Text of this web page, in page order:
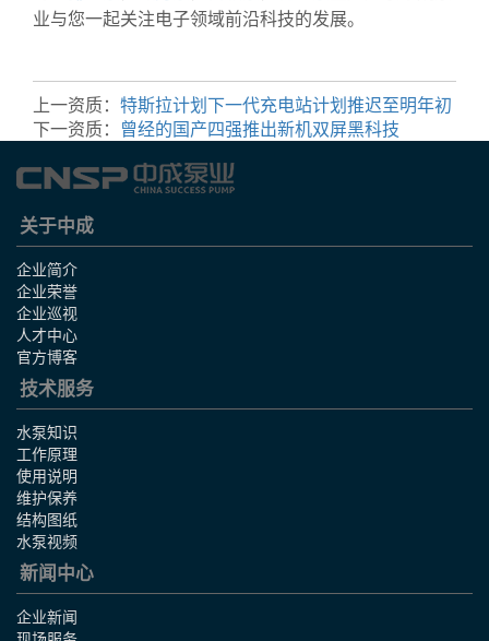
业与您一起关注电子领域前沿科技的发展。
上一资质： 特斯拉计划下一代充电站计划推迟至明年初
下一资质： 曾经的国产四强推出新机双屏黑科技
关于中成
企业简介
企业荣誉
企业巡视
人才中心
官方博客
技术服务
水泵知识
工作原理
使用说明
维护保养
结构图纸
水泵视频
新闻中心
企业新闻